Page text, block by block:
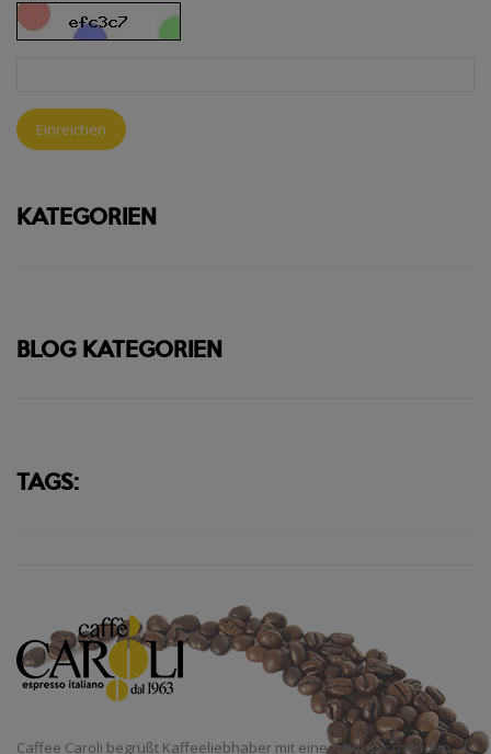
Einreichen
KATEGORIEN
BLOG KATEGORIEN
TAGS:
Caffee Caroli begrüßt Kaffeeliebhaber mit einem berauschenden